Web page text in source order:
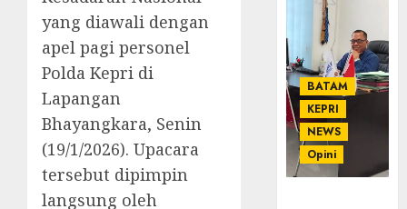
yang diawali dengan
apel pagi personel
Polda Kepri di
Lapangan
Bhayangkara, Senin
(19/1/2026). Upacara
tersebut dipimpin
langsung oleh
BATAM
KEPRI
NEWS
Opini